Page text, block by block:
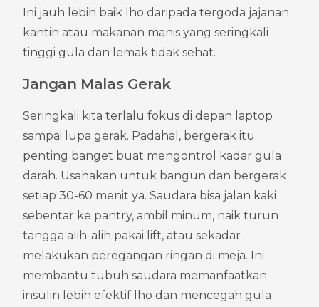
Ini jauh lebih baik lho daripada tergoda jajanan
kantin atau makanan manis yang seringkali
tinggi gula dan lemak tidak sehat.
Jangan Malas Gerak
Seringkali kita terlalu fokus di depan laptop
sampai lupa gerak. Padahal, bergerak itu
penting banget buat mengontrol kadar gula
darah. Usahakan untuk bangun dan bergerak
setiap 30-60 menit ya. Saudara bisa jalan kaki
sebentar ke pantry, ambil minum, naik turun
tangga alih-alih pakai lift, atau sekadar
melakukan peregangan ringan di meja. Ini
membantu tubuh saudara memanfaatkan
insulin lebih efektif lho dan mencegah gula